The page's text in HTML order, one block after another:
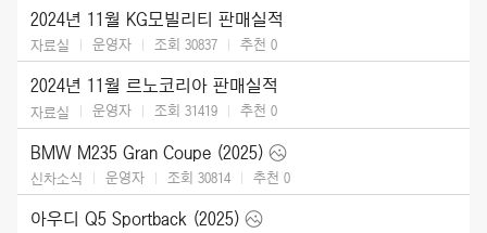
2024년 11월 KG모빌리티 판매실적
자료실 운영자 조회 30837 추천 0
2024년 11월 르노코리아 판매실적
자료실 운영자 조회 31419 추천 0
BMW M235 Gran Coupe (2025)
신차소식 운영자 조회 30814 추천 0
아우디 Q5 Sportback (2025)